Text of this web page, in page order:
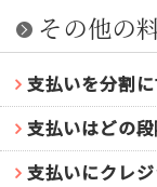
その他の
支払いを分割
支払いはどの
支払いにクレ